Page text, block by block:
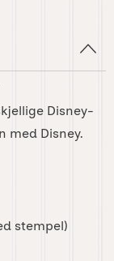
Disney-
med Disney.
stempel)